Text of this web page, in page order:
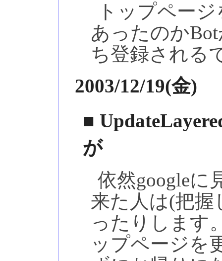
トップペー
あったのか
ち登録される
2003/12/19(金)
■
が
依然googleに
来た人は(把
ったりします
ップページを